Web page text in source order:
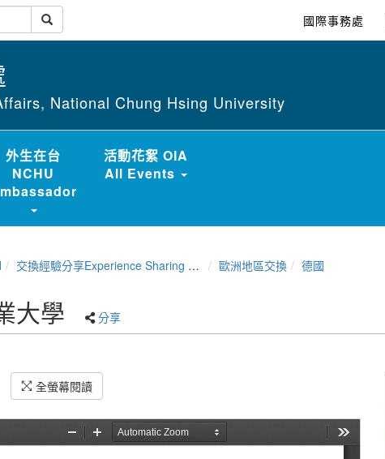
國際事務處
National Chung Hsing University
外生在台
NCHU
活動花絮 OIA
All Events
交換經驗分享Experience Sharing of NCHU Exchange Program 歐洲地區交換 德國
大學 分享
全螢幕閱讀